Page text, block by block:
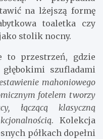
na lżejszą formę
toaletka czy
stolik nocny.
to przestrzeń, gdzie
szufladami
mahoniowego
fotelem tworzy
łączącą klasyczną
. Kolekcja
półkach dopełni